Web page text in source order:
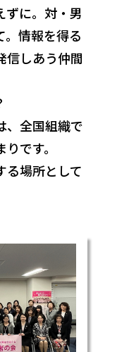
ずに。対・男
。情報を得る
信しあう仲間
、全国組織で
です。
る場所として